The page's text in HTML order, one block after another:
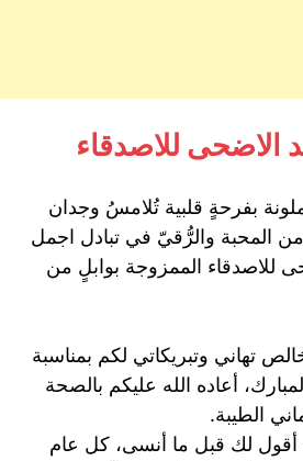
الاضحى للاصدقاء
بفرحةٍ قلبية تُلامسُ وجدان
من المحبة والرُّقيّ في تبادل اجمل
للاصدقاء الممزوجة بوابلٍ من
تهاني وتبريكاتي لكم بمناسبة
أعاده الله عليكم بالصحة
الطيبة.
لك قبل ما أنسى، كل عام